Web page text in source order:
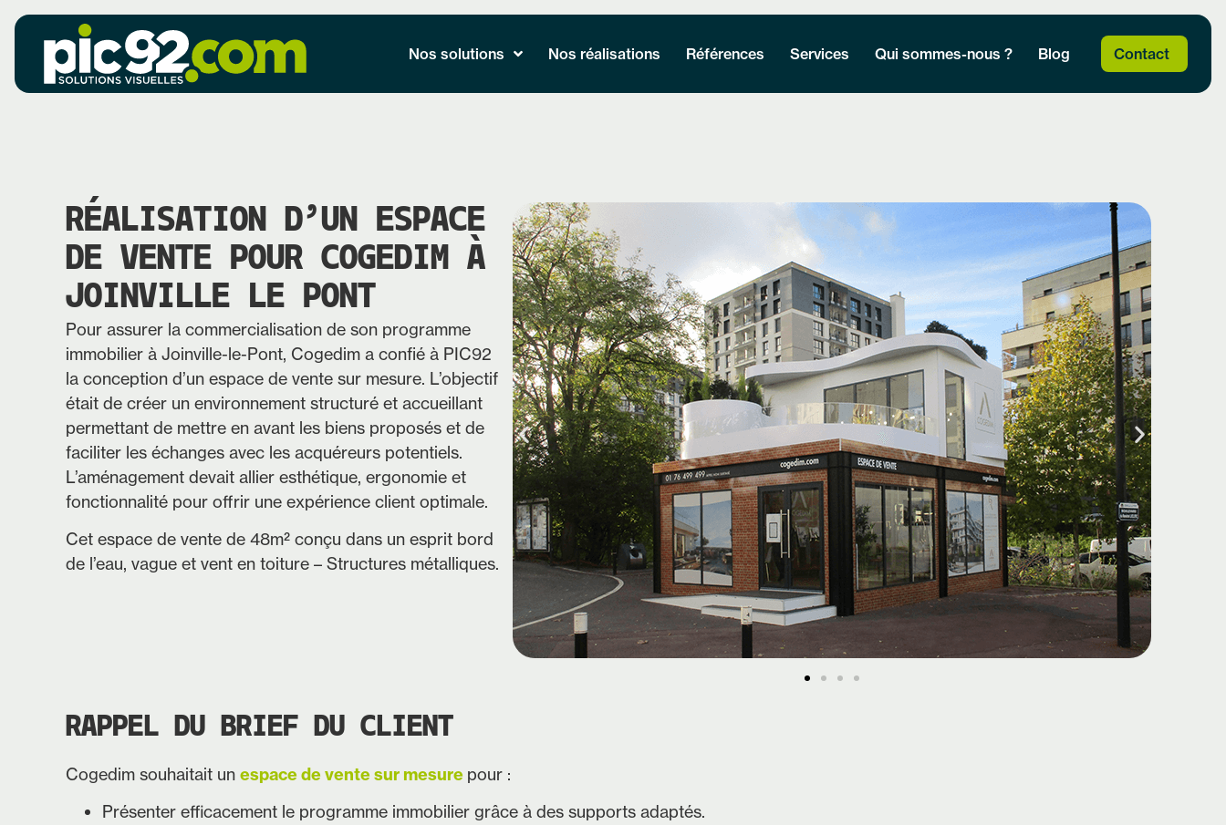
Nos solutions Nos réalisations Références Services Qui sommes-nous ? Blog Contact
RÉALISATION D’UN ESPACE
DE VENTE POUR COGEDIM À
JOINVILLE LE PONT
Pour assurer la commercialisation de son programme
immobilier à Joinville-le-Pont, Cogedim a confié à PIC92
la conception d’un espace de vente sur mesure. L’objectif
était de créer un environnement structuré et accueillant
permettant de mettre en avant les biens proposés et de
faciliter les échanges avec les acquéreurs potentiels.
L’aménagement devait allier esthétique, ergonomie et
fonctionnalité pour offrir une expérience client optimale.
Cet espace de vente de 48m² conçu dans un esprit bord
de l’eau, vague et vent en toiture – Structures métalliques.
RAPPEL DU BRIEF DU CLIENT
Cogedim souhaitait un espace de vente sur mesure pour :
Présenter efficacement le programme immobilier grâce à des supports adaptés.